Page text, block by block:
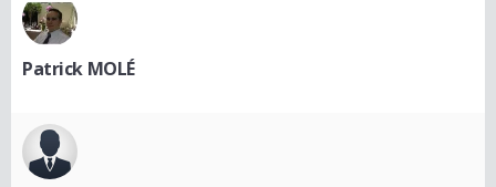
Patrick MOLÉ